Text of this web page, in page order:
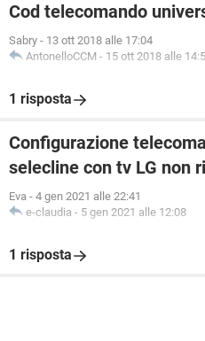
Cod telecomando
Sabry - 13 ott 2018 alle 17:04
AntonelloCCM - 15 ott 2018 alle
1 risposta
Configurazione
selecline con tv LG non
Eva - 4 gen 2021 alle 22:41
e-claudia - 5 gen 2021 alle 12:08
1 risposta